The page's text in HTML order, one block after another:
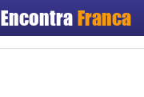
Encontra Franca
Cadastrar